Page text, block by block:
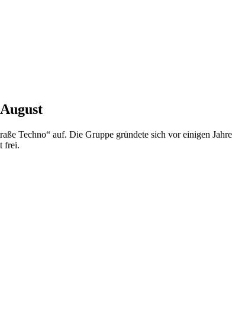
Techno“ auf. Die Gruppe gründete sich vor einigen
frei.